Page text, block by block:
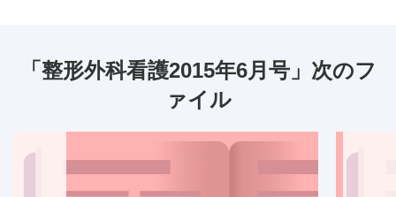
「整形外科看護2015年6月号」次のフ
ァイル